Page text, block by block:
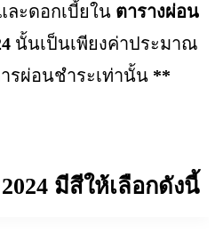
ละดอกเบี้ยใน ตารางผ่อน
นั้นเป็นเพียงค่าประมาณ
รผ่อนชำระเท่านั้น **
มีสีให้เลือกดังนี้